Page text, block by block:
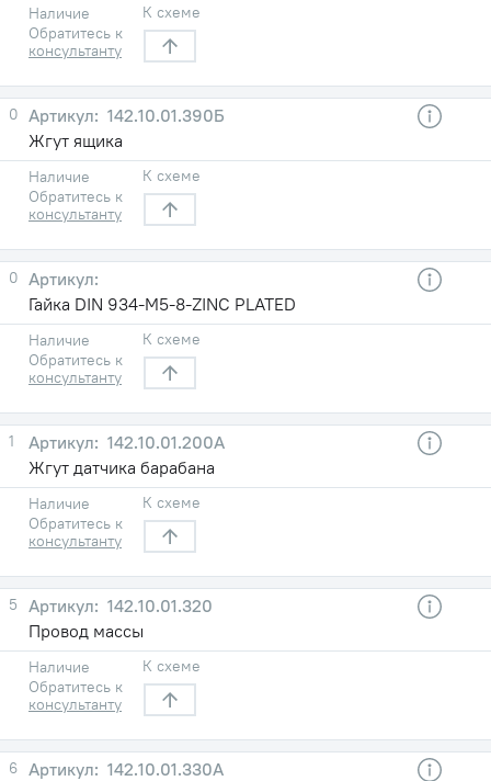
Наличие
Обратитесь к
консультанту
К схеме
0
142.10.01.390Б
Жгут ящика
Наличие
Обратитесь к
консультанту
К схеме
0
Гайка DIN 934-M5-8-ZINC PLATED
Наличие
Обратитесь к
консультанту
К схеме
1
142.10.01.200А
Жгут датчика барабана
Наличие
Обратитесь к
консультанту
К схеме
5
142.10.01.320
Провод массы
Наличие
Обратитесь к
консультанту
К схеме
6
142.10.01.330А